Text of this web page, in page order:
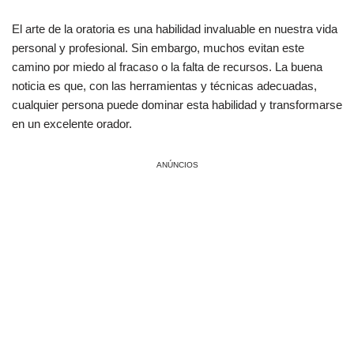
El arte de la oratoria es una habilidad invaluable en nuestra vida
personal y profesional. Sin embargo, muchos evitan este
camino por miedo al fracaso o la falta de recursos. La buena
noticia es que, con las herramientas y técnicas adecuadas,
cualquier persona puede dominar esta habilidad y transformarse
en un excelente orador.
ANÚNCIOS